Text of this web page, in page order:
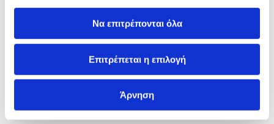
Να επιτρέπονται όλα
Επιτρέπεται η επιλογή
Άρνηση